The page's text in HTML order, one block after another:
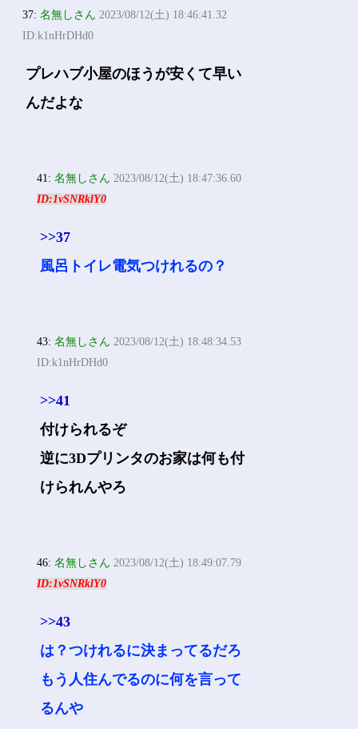
37:名無しさん 2023/08/12(土) 18:46:41.32
ID:k1nHrDHd0
プレハブ小屋のほうが安くて早い
んだよな
41:名無しさん 2023/08/12(土) 18:47:36.60
ID:1vSNRklY0
>>37
風呂トイレ電気つけれるの？
43:名無しさん 2023/08/12(土) 18:48:34.53
ID:k1nHrDHd0
>>41
付けられるぞ
逆に3Dプリンタのお家は何も付
けられんやろ
46:名無しさん 2023/08/12(土) 18:49:07.79
ID:1vSNRklY0
>>43
は？つけれるに決まってるだろ
もう人住んでるのに何を言って
るんや